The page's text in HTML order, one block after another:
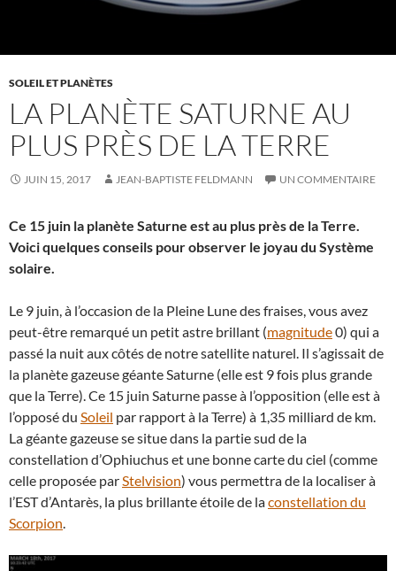
SOLEIL ET PLANÈTES
LA PLANÈTE SATURNE AU
PLUS PRÈS DE LA TERRE
JUIN 15, 2017 JEAN-BAPTISTE FELDMANN UN COMMENTAIRE
Ce 15 juin la planète Saturne est au plus près de la Terre.
Voici quelques conseils pour observer le joyau du Système
solaire.
Le 9 juin, à l’occasion de la Pleine Lune des fraises, vous avez
peut-être remarqué un petit astre brillant (magnitude0) qui a
passé la nuit aux côtés de notre satellite naturel. Il s’agissait de
la planète gazeuse géante Saturne (elle est 9 fois plus grande
que la Terre). Ce 15 juin Saturne passe à l’opposition (elle est à
l’opposé du Soleil par rapport à la Terre) à 1,35 milliard de km.
La géante gazeuse se situe dans la partie sud de la
constellation d’Ophiuchus et une bonne carte du ciel (comme
celle proposée par Stelvision) vous permettra de la localiser à
l’EST d’Antarès, la plus brillante étoile de laconstellation du
Scorpion